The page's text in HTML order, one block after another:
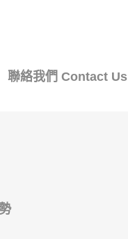
聯絡我們 Contact Us